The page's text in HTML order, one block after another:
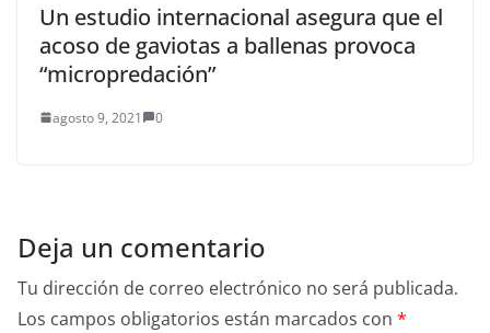
Un estudio internacional asegura que el
acoso de gaviotas a ballenas provoca
“micropredación”
agosto 9, 2021 0
Deja un comentario
Tu dirección de correo electrónico no será publicada.
Los campos obligatorios están marcados con *